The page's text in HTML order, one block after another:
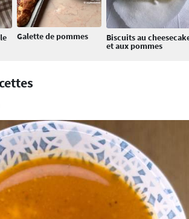
Galette de pommes Biscuits au
et aux pommes